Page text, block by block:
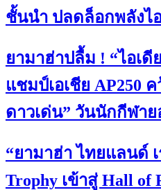
ชั้นนำ ปลดล็อกพลังไ
ยามาฮ่าปลื้ม ! “ไอเดี
แชมป์เอเชีย AP250
ดาวเด่น” วันนักกีฬาย
“ยามาฮ่า ไทยแลนด์
Trophy เข้าสู่ Hall of